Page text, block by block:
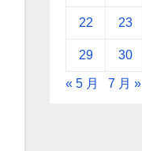
22 23
29 30
« 5 月 7 月 »